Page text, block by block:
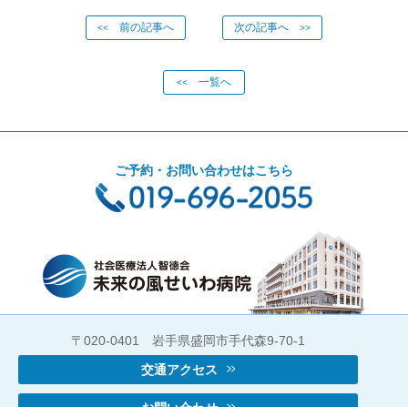
<< 前の記事へ 次の記事へ >>
<< 一覧へ
ご予約・お問い合わせはこちら
〒020-0401 岩手県盛岡市手代森9-70-1
交通アクセス